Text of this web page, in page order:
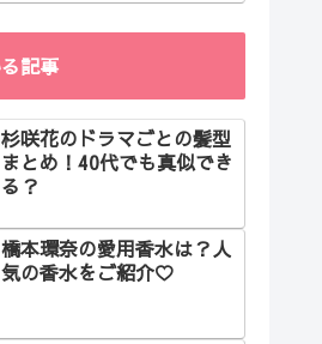
記事
杉咲花のドラマごとの髪型
まとめ！40代でも真似でき
る？
橋本環奈の愛用香水は？人
気の香水をご紹介♡